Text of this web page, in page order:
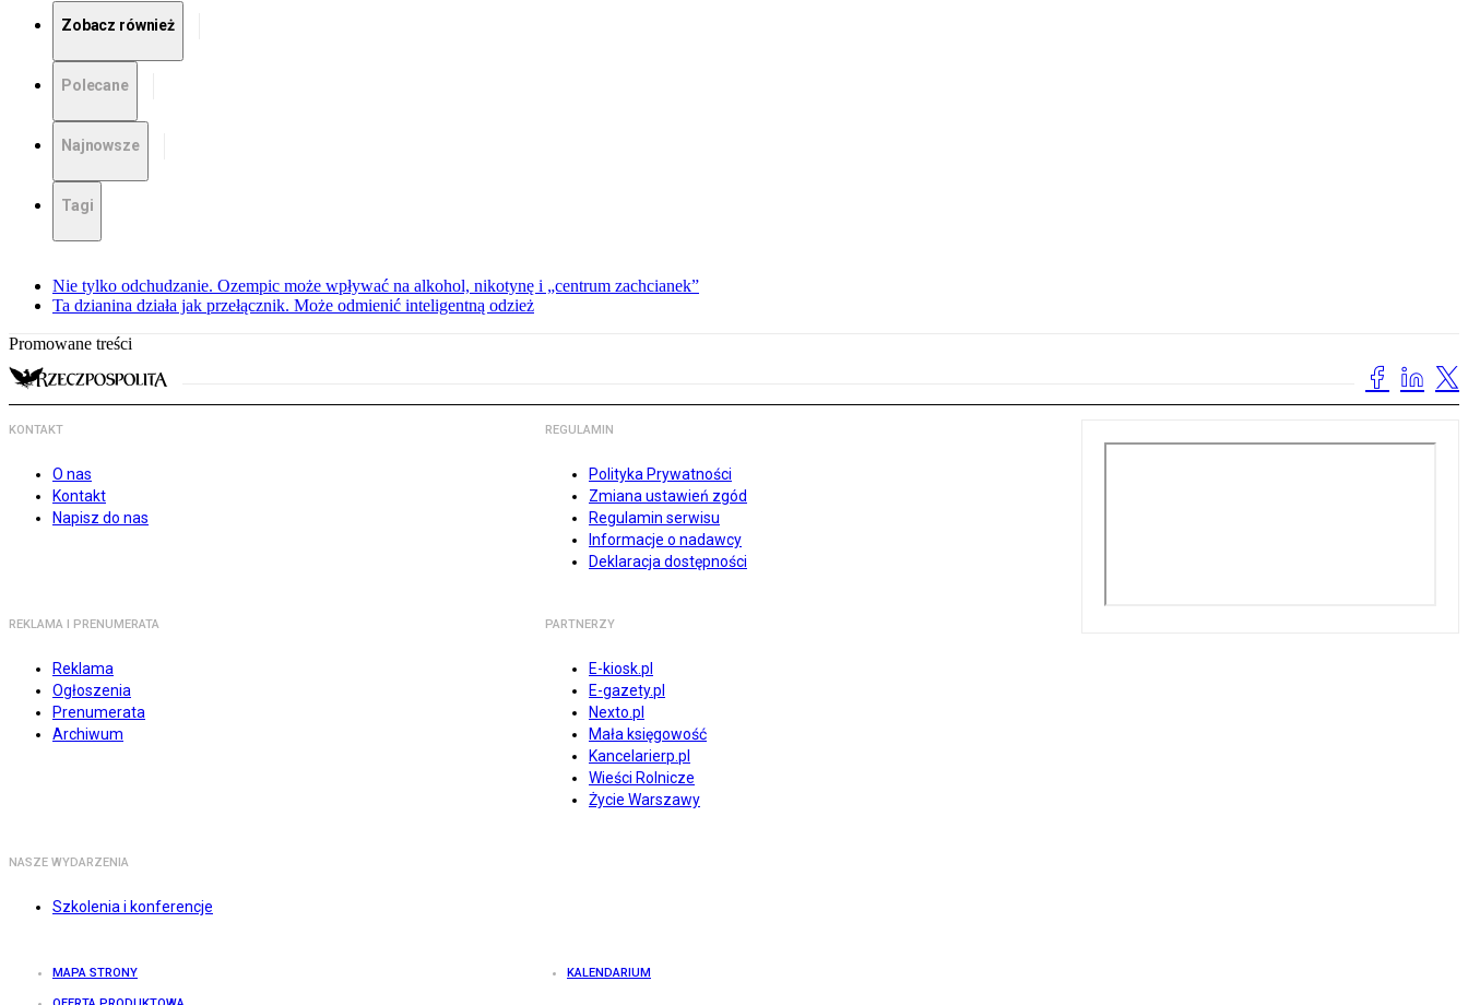
Zobacz również
Polecane
Najnowsze
Tagi
Nie tylko odchudzanie. Ozempic może wpływać na alkohol, nikotynę i „centrum zachcianek”
Ta dzianina działa jak przełącznik. Może odmienić inteligentną odzież
Promowane treści
KONTAKT
O nas
Kontakt
Napisz do nas
REGULAMIN
Polityka Prywatności
Zmiana ustawień zgód
Regulamin serwisu
Informacje o nadawcy
Deklaracja dostępności
REKLAMA I PRENUMERATA
Reklama
Ogłoszenia
Prenumerata
Archiwum
PARTNERZY
E-kiosk.pl
E-gazety.pl
Nexto.pl
Mała księgowość
Kancelarierp.pl
Wieści Rolnicze
Życie Warszawy
NASZE WYDARZENIA
Szkolenia i konferencje
MAPA STRONY KALENDARIUM